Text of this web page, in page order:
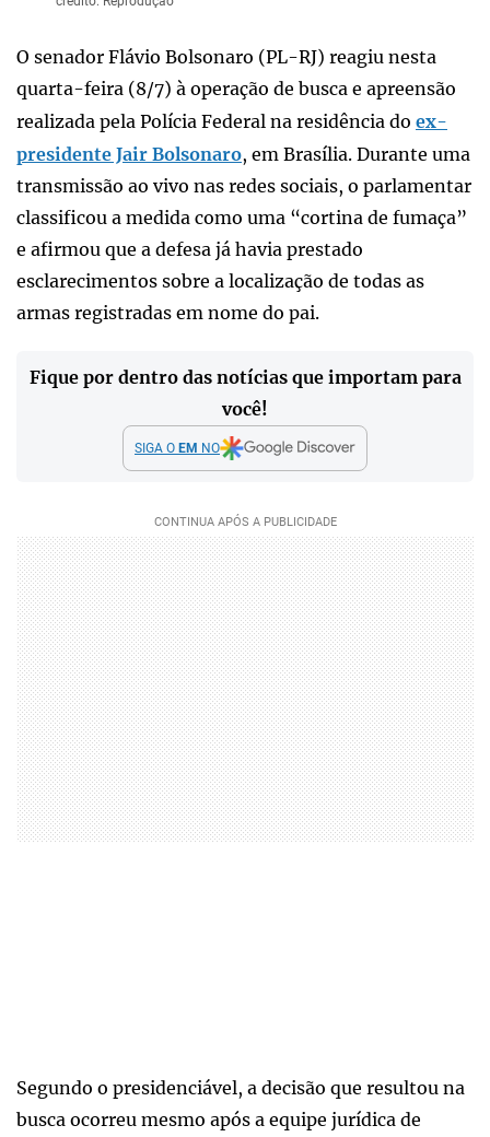
O senador Flávio Bolsonaro (PL-RJ) reagiu nesta
quarta-feira (8/7) à operação de busca e apreensão
realizada pela Polícia Federal na residência do ex-
presidente Jair Bolsonaro, em Brasília. Durante uma
transmissão ao vivo nas redes sociais, o parlamentar
classificou a medida como uma “cortina de fumaça”
e afirmou que a defesa já havia prestado
esclarecimentos sobre a localização de todas as
armas registradas em nome do pai.
Fique por dentro das notícias que importam para
você!
SIGA O EM NO
Segundo o presidenciável, a decisão que resultou na
busca ocorreu mesmo após a equipe jurídica de